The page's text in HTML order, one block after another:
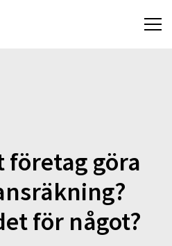
företag göra
för något?